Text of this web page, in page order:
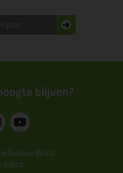
blijven?
deals